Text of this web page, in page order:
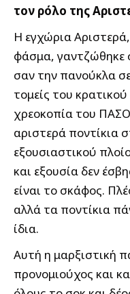
τον ρόλο της
Η εγχώρια
φάσμα, γαντζώθηκε
σαν την πανούκλα
τομείς του
χρεοκοπία του
αριστερά ποντίκια
εξουσιαστικού
και εξουσία δεν
είναι το σκάφος.
αλλά τα ποντίκια
ίδια.
Αυτή η μαρξιστική
προνομιούχος και